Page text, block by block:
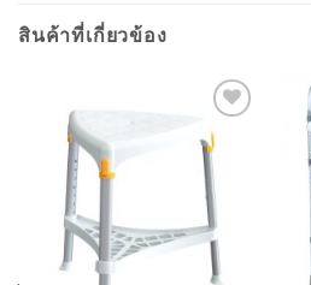
สินค้าที่เกี่ยวข้อง